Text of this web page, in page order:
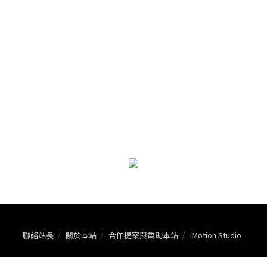
聯絡站長 關於本站 合作提案與贊助本站 iMotion Studio